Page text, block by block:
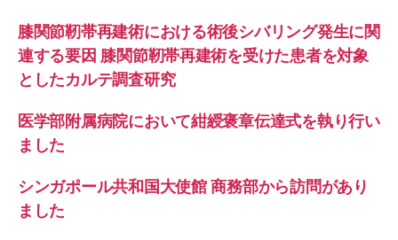
膝関節靭帯再建術における術後シバリング発生に関
連する要因 膝関節靭帯再建術を受けた患者を対象
としたカルテ調査研究
医学部附属病院において紺綬褒章伝達式を執り行い
ました
シンガポール共和国大使館 商務部から訪問があり
ました